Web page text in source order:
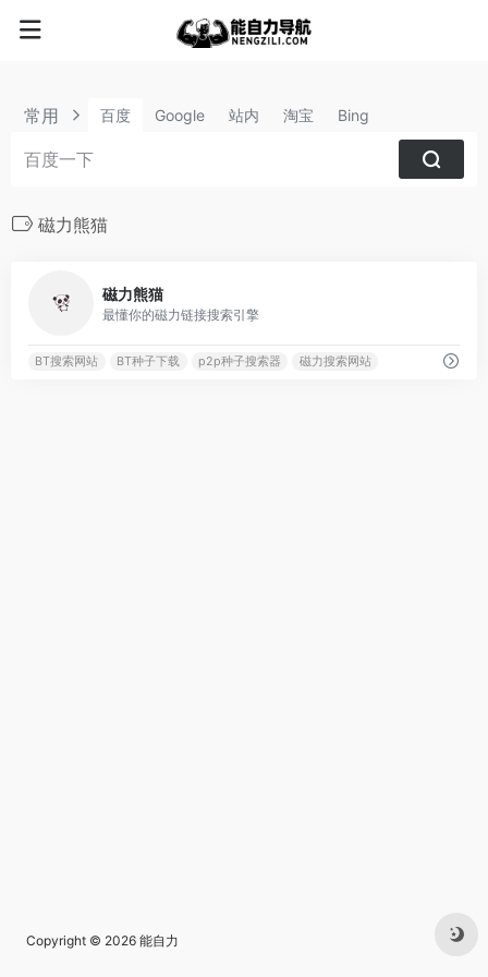
常用 百度 Google 站内 淘宝 Bing
磁力熊猫
磁力熊猫
最懂你的磁力链接搜索引擎
BT搜索网站 BT种子下载 p2p种子搜索器 磁力搜索网站
Copyright © 2026 能自力